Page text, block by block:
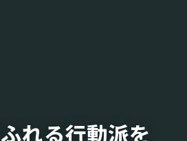
れる行動派を